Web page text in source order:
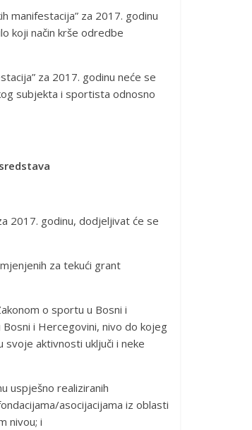
manifestacija” za 2017. godinu
koji način krše odredbe
za 2017. godinu neće se
subjekta i sportista odnosno
2017. godinu, dodjeljivat će se
za tekući grant
o sportu u Bosni i
i Hercegovini, nivo do kojeg
aktivnosti uključi i neke
uspješno realiziranih
asocijacijama iz oblasti
nivou; i